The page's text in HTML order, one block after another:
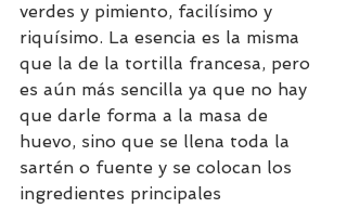
verdes y pimiento, facilísimo y
riquísimo. La esencia es la misma
que la de la tortilla francesa, pero
es aún más sencilla ya que no hay
que darle forma a la masa de
huevo, sino que se llena toda la
sartén o fuente y se colocan los
ingredientes principales